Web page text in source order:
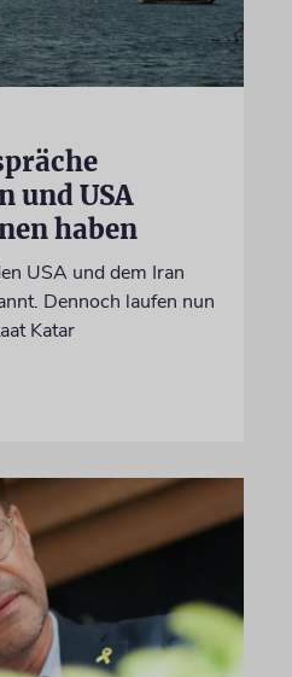
und USA
haben
USA und dem Iran
Dennoch laufen nun
Katar